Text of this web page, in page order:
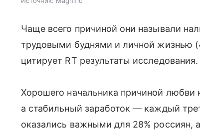
Чаще всего причиной они называли
трудовыми буднями и личной жизнью
цитирует RT результаты исследования.
Хорошего начальника причиной любви
а стабильный заработок — каждый
оказались важными для 28% россиян,